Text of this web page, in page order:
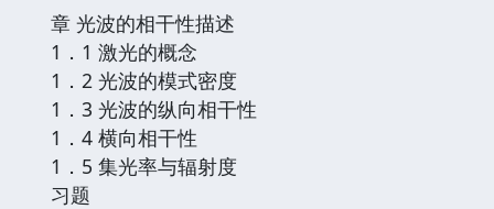
章 光波的相干性描述
1．1 激光的概念
1．2 光波的模式密度
1．3 光波的纵向相干性
1．4 横向相干性
1．5 集光率与辐射度
习题